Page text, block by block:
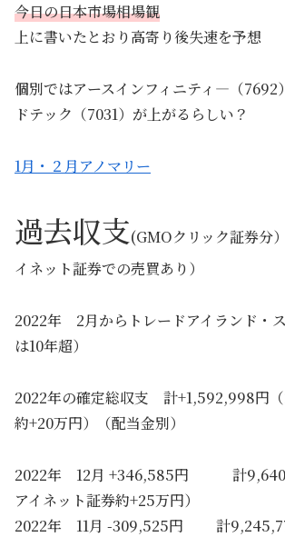
今日の日本市場相場観
上に書いたとおり高寄り後失速を予想
個別ではアースインフィニティ―（7692
ドテック（7031）が上がるらしい？
1月・２月アノマリー
過去収支(GMOクリック証券分
イネット証券での売買あり）
2022年 2月からトレードアイランド・
は10年超）
2022年の確定総収支 計+1,592,998円（
約+20万円）（配当金別）
2022年 12月 +346,585円 計
アイネット証券約+25万円）
2022年 11月 -309,525円 計